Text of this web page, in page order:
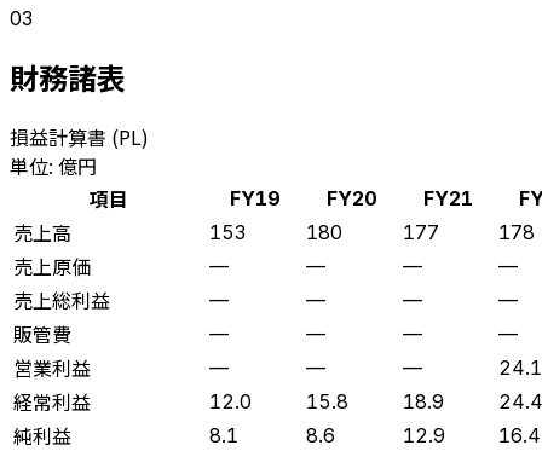
03
財務諸表
損益計算書 (PL)
単位: 億円
項目
FY19 FY20 FY21
売上高 153 180 177 178
売上原価 — — — —
売上総利益 — — — —
販管費 — — — —
営業利益 — — — 24.1
経常利益 12.0 15.8 18.9 24.4
純利益 8.1 8.6 12.9 16.4